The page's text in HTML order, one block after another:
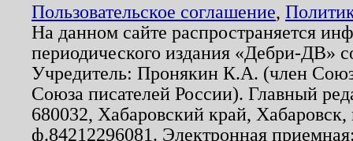
Пользовательское соглашение,
На данном сайте распространяется
периодического издания «Дебри-ДВ»
Учредитель: Пронякин К.А. (член
Союза писателей России). Главный
680032, Хабаровский край,
ф.84212296081. Электронная